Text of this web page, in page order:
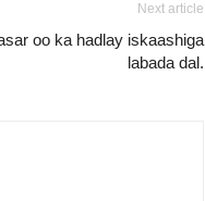
Next article
oo ka hadlay iskaashiga
labada dal.